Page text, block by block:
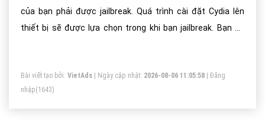
của bạn phải được jailbreak. Quá trình cài đặt Cydia lên
thiết bị sẽ được lựa chọn trong khi bạn jailbreak. Bạn sẽ
Bài viết tạo bởi: VietAds | Ngày cập nhật: 2026-08-06 11:05:58
Đăng
nhập(1643)